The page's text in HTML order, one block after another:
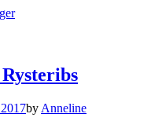
by Anneline